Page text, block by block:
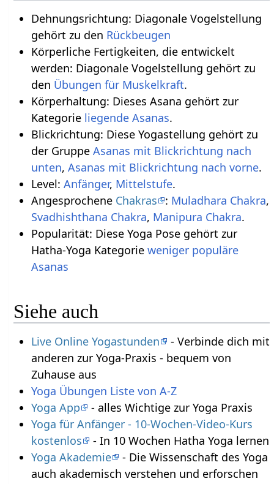
Dehnungsrichtung: Diagonale Vogelstellung
gehört zu den Rückbeugen
Körperliche Fertigkeiten, die entwickelt
werden: Diagonale Vogelstellung gehört zu
den Übungen für Muskelkraft.
Körperhaltung: Dieses Asana gehört zur
Kategorie liegende Asanas.
Blickrichtung: Diese Yogastellung gehört zu
der Gruppe Asanas mit Blickrichtung nach
unten, Asanas mit Blickrichtung nach vorne.
Level: Anfänger, Mittelstufe.
Angesprochene Chakras : Muladhara Chakra,
Svadhishthana Chakra, Manipura Chakra.
Popularität: Diese Yoga Pose gehört zur
Hatha-Yoga Kategorie weniger populäre
Asanas
Siehe auch
Live Online Yogastunden
- Verbinde dich mit
anderen zur Yoga-Praxis - bequem von
Zuhause aus
Yoga Übungen Liste von A-Z
Yoga App
- alles Wichtige zur Yoga Praxis
Yoga für Anfänger - 10-Wochen-Video-Kurs
kostenlos
- In 10 Wochen Hatha Yoga lernen
Yoga Akademie
- Die Wissenschaft des Yoga
auch akademisch verstehen und erforschen